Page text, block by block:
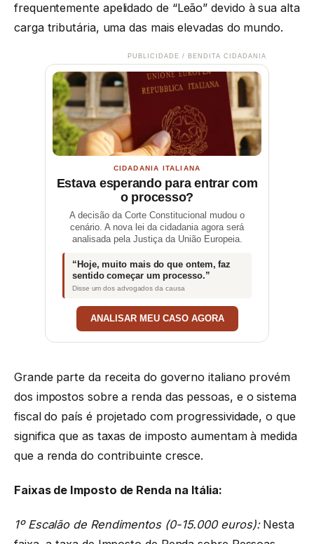
frequentemente apelidado de “Leão” devido à sua alta
carga tributária, uma das mais elevadas do mundo.
PUBLICIDADE / BENDITA CIDADANIA
CIDADANIA ITALIANA
Estava esperando para entrar com
o processo?
A decisão da Corte Constitucional mudou o
cenário. A nova lei da cidadania agora será
analisada pela Justiça da União Europeia.
“Hoje, muito mais do que ontem, faz
sentido começar um processo.”
Disse um dos advogados da causa
ANALISAR MEU CASO AGORA
Grande parte da receita do governo italiano provém
dos impostos sobre a renda das pessoas, e o sistema
fiscal do país é projetado com progressividade, o que
significa que as taxas de imposto aumentam à medida
que a renda do contribuinte cresce.
Faixas de Imposto de Renda na Itália:
1º Escalão de Rendimentos (0-15.000 euros):Nesta